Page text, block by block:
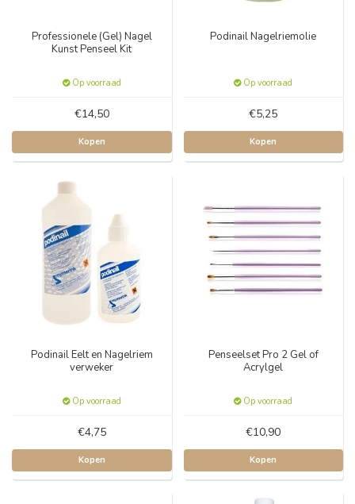
Professionele (Gel) Nagel
Kunst Penseel Kit
Op voorraad
€14,50
Kopen
Podinail Nagelriemolie
Op voorraad
€5,25
Kopen
Podinail Eelt en Nagelriem
verweker
Op voorraad
€4,75
Kopen
Penseelset Pro 2 Gel of
Acrylgel
Op voorraad
€10,90
Kopen